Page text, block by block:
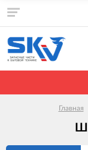
Главная